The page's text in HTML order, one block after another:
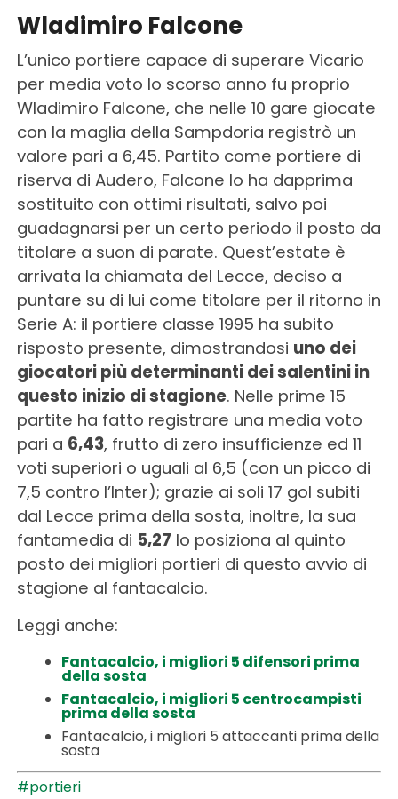
Wladimiro Falcone
L’unico portiere capace di superare Vicario
per media voto lo scorso anno fu proprio
Wladimiro Falcone, che nelle 10 gare giocate
con la maglia della Sampdoria registrò un
valore pari a 6,45. Partito come portiere di
riserva di Audero, Falcone lo ha dapprima
sostituito con ottimi risultati, salvo poi
guadagnarsi per un certo periodo il posto da
titolare a suon di parate. Quest’estate è
arrivata la chiamata del Lecce, deciso a
puntare su di lui come titolare per il ritorno in
Serie A: il portiere classe 1995 ha subito
risposto presente, dimostrandosi uno dei
giocatori più determinanti dei salentini in
questo inizio di stagione. Nelle prime 15
partite ha fatto registrare una media voto
pari a 6,43, frutto di zero insufficienze ed 11
voti superiori o uguali al 6,5 (con un picco di
7,5 contro l’Inter); grazie ai soli 17 gol subiti
dal Lecce prima della sosta, inoltre, la sua
fantamedia di 5,27 lo posiziona al quinto
posto dei migliori portieri di questo avvio di
stagione al fantacalcio.
Leggi anche:
Fantacalcio, i migliori 5 difensori prima
della sosta
Fantacalcio, i migliori 5 centrocampisti
prima della sosta
Fantacalcio, i migliori 5 attaccanti prima della
sosta
#portieri